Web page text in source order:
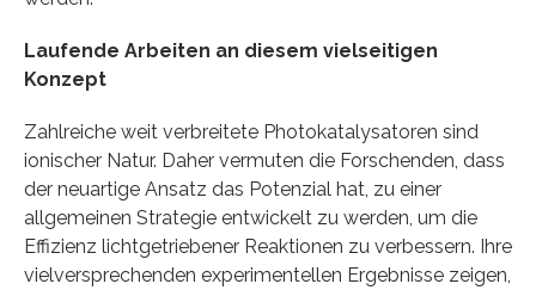
Laufende Arbeiten an diesem vielseitigen
Konzept
Zahlreiche weit verbreitete Photokatalysatoren sind
ionischer Natur. Daher vermuten die Forschenden, dass
der neuartige Ansatz das Potenzial hat, zu einer
allgemeinen Strategie entwickelt zu werden, um die
Effizienz lichtgetriebener Reaktionen zu verbessern. Ihre
vielversprechenden experimentellen Ergebnisse zeigen,